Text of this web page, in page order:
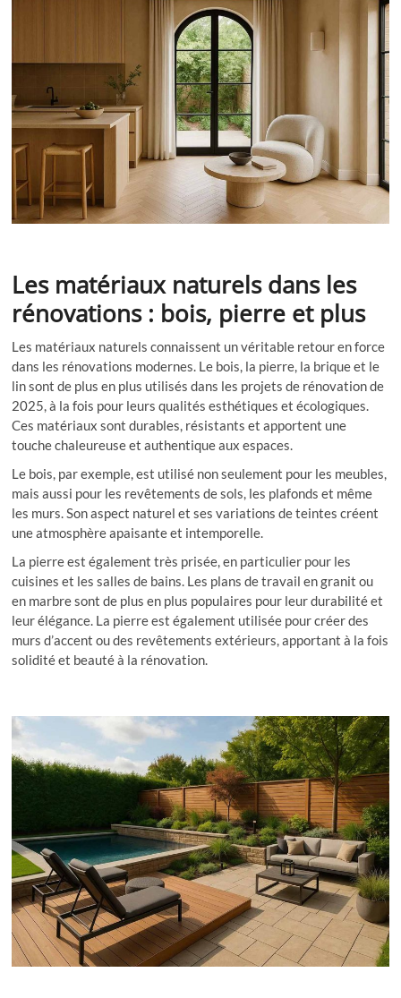
Les matériaux naturels dans les
rénovations : bois, pierre et plus
Les matériaux naturels connaissent un véritable retour en force
dans les rénovations modernes. Le bois, la pierre, la brique et le
lin sont de plus en plus utilisés dans les projets de rénovation de
2025, à la fois pour leurs qualités esthétiques et écologiques.
Ces matériaux sont durables, résistants et apportent une
touche chaleureuse et authentique aux espaces.
Le bois, par exemple, est utilisé non seulement pour les meubles,
mais aussi pour les revêtements de sols, les plafonds et même
les murs. Son aspect naturel et ses variations de teintes créent
une atmosphère apaisante et intemporelle.
La pierre est également très prisée, en particulier pour les
cuisines et les salles de bains. Les plans de travail en granit ou
en marbre sont de plus en plus populaires pour leur durabilité et
leur élégance. La pierre est également utilisée pour créer des
murs d’accent ou des revêtements extérieurs, apportant à la fois
solidité et beauté à la rénovation.